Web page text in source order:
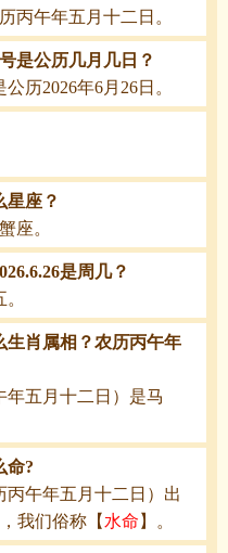
丙午年五月十二日。
是公历几月几日？
历2026年6月26日。
星座？
座。
是周几？
生肖属相？农历丙午年
年五月十二日）是马
命?
丙午年五月十二日）出
我们俗称【 水命 】。